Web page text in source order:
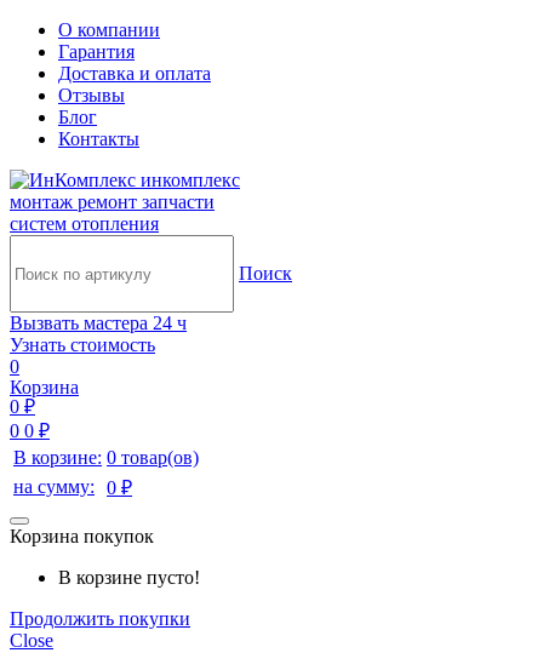
О компании
Гарантия
Доставка и оплата
Отзывы
Блог
Контакты
инкомплекс
монтаж ремонт запчасти
систем отопления
Поиск
Вызвать мастера 24 ч
Узнать стоимость
0
Корзина
0 ₽
0 0 ₽
В корзине: 0 товар(ов)
на сумму:
0 ₽
Корзина покупок
В корзине пусто!
Продолжить покупки
Close